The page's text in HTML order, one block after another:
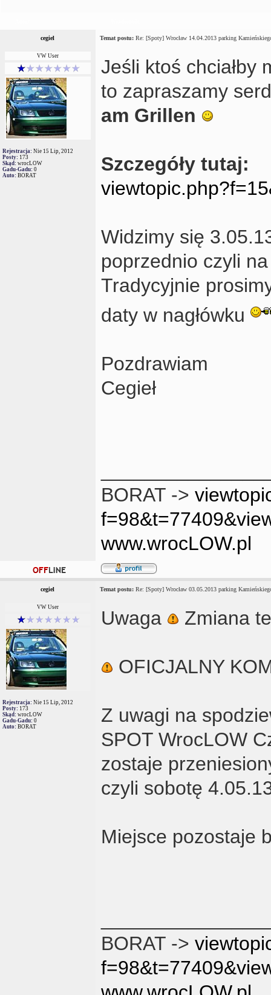
cegiel Temat postu: Re: [Spoty] Wrocław 14.04.2013 parking
VW User
Rejestracja: Nie 15 Lip, 2012
Posty: 173
Skąd: wrocLOW
Gadu-Gadu: 0
Auto: BORAT
Jeśli ktoś chciałby
to zapraszamy
am Grillen
Szczegóły tutaj:
Widzimy się
poprzednio czyli
Tradycyjnie
daty w nagłówku
Pozdrawiam
Cegieł
BORAT ->
www.wrocLOW.pl
cegiel Temat postu: Re: [Spoty] Wrocław 03.05.2013 parking
VW User
Rejestracja: Nie 15 Lip, 2012
Posty: 173
Skąd: wrocLOW
Gadu-Gadu: 0
Auto: BORAT
Uwaga Zmiana
OFICJALNY
Z uwagi na
SPOT WrocLOW
zostaje
czyli sobotę
Miejsce pozostaje
BORAT ->